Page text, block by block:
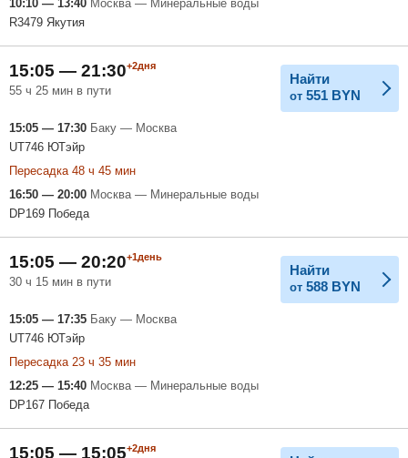
10:10 — 13:40 Москва — Минеральные воды
R3479 Якутия
15:05 — 21:30+2дня
55 ч 25 мин в пути
Найти
от 551 BYN
15:05 — 17:30 Баку — Москва
UT746 ЮТэйр
Пересадка 48 ч 45 мин
16:50 — 20:00 Москва — Минеральные воды
DP169 Победа
15:05 — 20:20+1день
30 ч 15 мин в пути
Найти
от 588 BYN
15:05 — 17:35 Баку — Москва
UT746 ЮТэйр
Пересадка 23 ч 35 мин
12:25 — 15:40 Москва — Минеральные воды
DP167 Победа
15:05 — 15:05+2дня